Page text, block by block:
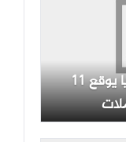
اعتداء لقوات الاحتلال في قلنديا يوقع 11